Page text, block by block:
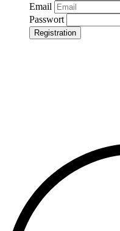
Email
Passwort
Registration